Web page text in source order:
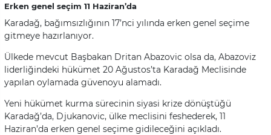
Erken genel seçim 11 Haziran’da
Karadağ, bağımsızlığının 17’nci yılında erken genel seçime
gitmeye hazırlanıyor.
Ülkede mevcut Başbakan Dritan Abazovic olsa da, Abazoviz
liderliğindeki hükümet 20 Ağustos’ta Karadağ Meclisinde
yapılan oylamada güvenoyu alamadı.
Yeni hükümet kurma sürecinin siyasi krize dönüştüğü
Karadağ’da, Djukanovic, ülke meclisini feshederek, 11
Haziran’da erken genel seçime gidileceğini açıkladı.